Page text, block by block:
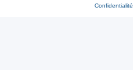
Confidentialité